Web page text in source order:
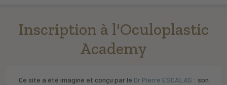
Inscription à l'Oculoplastic
Academy
Ce site a été imaginé et conçu par le Dr Pierre ESCALAS : son